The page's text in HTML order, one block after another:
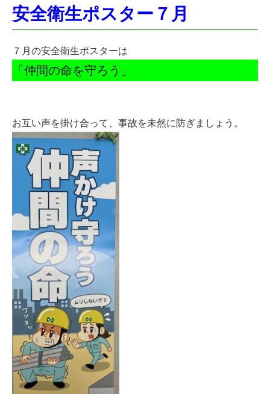
安全衛生ポスター７月
７月の安全衛生ポスターは
「仲間の命を守ろう」
お互い声を掛け合って、事故を未然に防ぎましょう。